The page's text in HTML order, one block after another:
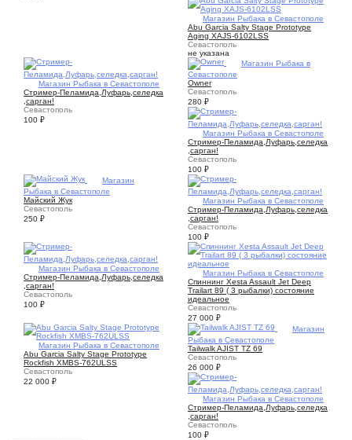
Магазин Рыбака в Севастополе
Abu Garcia Salty Stage Prototype
Aging XAJS-6102LSS
Севастополь
не указана
Магазин Рыбака в Севастополе
Стример-Пеламида,Луфарь,селедка
,сарган!
Севастополь
100 ₽
Магазин Рыбака в
Севастополе
Owner
Севастополь
280 ₽
Магазин Рыбака в Севастополе
Стример-Пеламида,Луфарь,селедка
,сарган!
Севастополь
100 ₽
Магазин
Рыбака в Севастополе
Майский Жук
Севастополь
250 ₽
Магазин Рыбака в Севастополе
Стример-Пеламида,Луфарь,селедка
,сарган!
Севастополь
100 ₽
Магазин Рыбака в Севастополе
Стример-Пеламида,Луфарь,селедка
,сарган!
Севастополь
100 ₽
Магазин Рыбака в Севастополе
Спиннинг Xesta Assault Jet Deep
Trailart 89 ( 3 рыбалки) состояние
идеальное
Севастополь
27 000 ₽
Магазин Рыбака в Севастополе
Abu Garcia Salty Stage Prototype
Rockfish XMBS-762ULSS
Севастополь
22 000 ₽
Магазин
Рыбака в Севастополе
Tailwalk AJIST TZ 69
Севастополь
26 000 ₽
Магазин Рыбака в Севастополе
Стример-Пеламида,Луфарь,селедка
,сарган!
Севастополь
100 ₽